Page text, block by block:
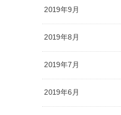
2019年9月
2019年8月
2019年7月
2019年6月